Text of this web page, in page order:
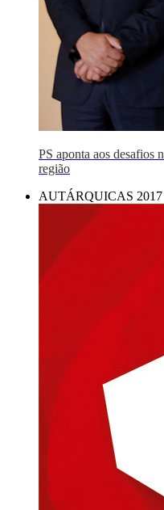
PS aponta aos desafios
região
AUTÁRQUICAS 2017